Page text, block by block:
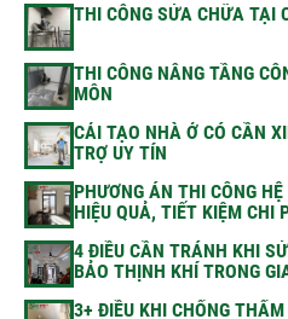
THI CÔNG SỬA CHỮA TẠI
THI CÔNG NÂNG TẦNG
MÔN
CẢI TẠO NHÀ Ở CÓ CẦN
TRỢ UY TÍN
PHƯƠNG ÁN THI CÔNG
HIỆU QUẢ, TIẾT KIỆM CHI
4 ĐIỀU CẦN TRÁNH KHI
BẢO THỊNH KHÍ TRONG
3+ ĐIỀU KHI CHỐNG